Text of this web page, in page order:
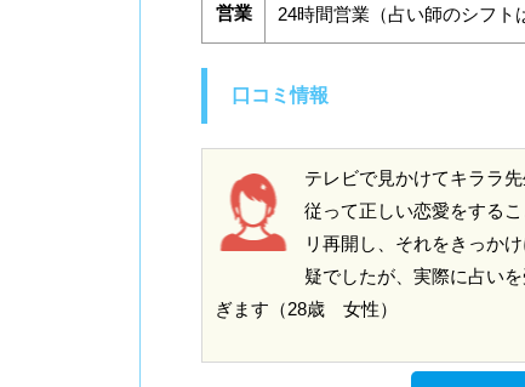
営業 24時間営業（占い師のシフト
口コミ情報
テレビで見かけてキララ
従って正しい恋愛をする
リ再開し、それをきっか
疑でしたが、実際に占い
ぎます（28歳 女性）